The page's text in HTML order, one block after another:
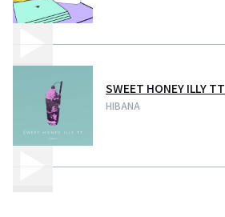
SWEET HONEY ILLY TT
HIBANA